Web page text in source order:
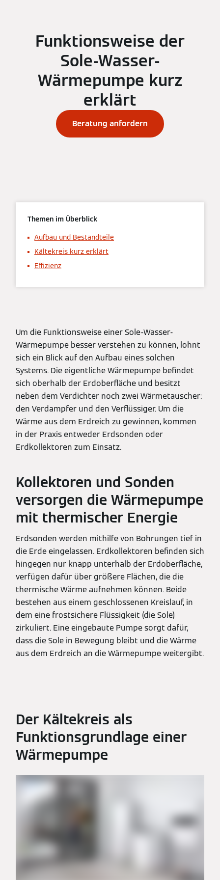
Funktionsweise der
Sole-Wasser-
Wärmepumpe kurz
erklärt
Beratung anfordern
Themen im Überblick
Aufbau und Bestandteile
Kältekreis kurz erklärt
Effizienz
Um die Funktionsweise einer Sole-Wasser-
Wärmepumpe besser verstehen zu können, lohnt
sich ein Blick auf den Aufbau eines solchen
Systems. Die eigentliche Wärmepumpe befindet
sich oberhalb der Erdoberfläche und besitzt
neben dem Verdichter noch zwei Wärmetauscher:
den Verdampfer und den Verflüssiger. Um die
Wärme aus dem Erdreich zu gewinnen, kommen
in der Praxis entweder Erdsonden oder
Erdkollektoren zum Einsatz.
Kollektoren und Sonden
versorgen die Wärmepumpe
mit thermischer Energie
Erdsonden werden mithilfe von Bohrungen tief in
die Erde eingelassen. Erdkollektoren befinden sich
hingegen nur knapp unterhalb der Erdoberfläche,
verfügen dafür über größere Flächen, die die
thermische Wärme aufnehmen können. Beide
bestehen aus einem geschlossenen Kreislauf, in
dem eine frostsichere Flüssigkeit (die Sole)
zirkuliert. Eine eingebaute Pumpe sorgt dafür,
dass die Sole in Bewegung bleibt und die Wärme
aus dem Erdreich an die Wärmepumpe weitergibt.
Der Kältekreis als
Funktionsgrundlage einer
Wärmepumpe